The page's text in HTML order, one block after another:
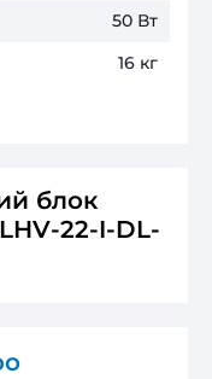
50 Вт
16 кг
блок
22-I-DL-